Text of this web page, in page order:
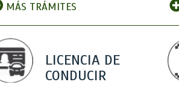
MÁS TRÁMITES
LICENCIA DE
CONDUCIR